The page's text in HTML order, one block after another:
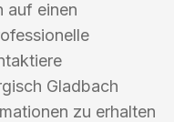
auf einen
Gladbach
zu erhalten